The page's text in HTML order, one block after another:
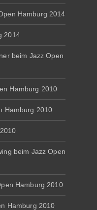
Hamburg 2014
2014
beim Jazz Open
Hamburg 2010
Hamburg 2010
beim Jazz Open
Hamburg 2010
Hamburg 2010